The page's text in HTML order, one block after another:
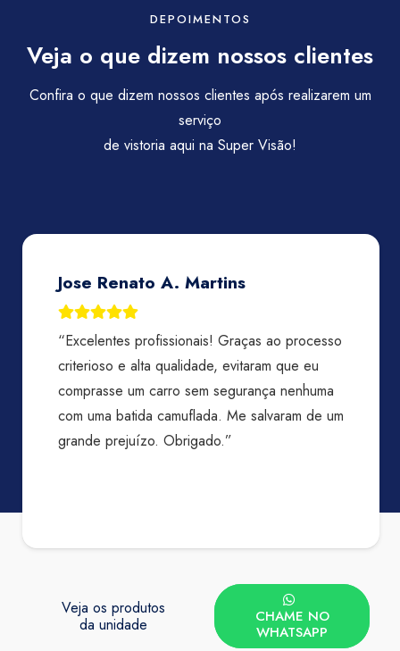
DEPOIMENTOS
Veja o que dizem nossos clientes
Confira o que dizem nossos clientes após realizarem um
serviço
de vistoria aqui na Super Visão!
Jose Renato A. Martins
“Excelentes profissionais! Graças ao processo
criterioso e alta qualidade, evitaram que eu
comprasse um carro sem segurança nenhuma
com uma batida camuflada. Me salvaram de um
grande prejuízo. Obrigado.”
Veja os produtos
da unidade
CHAME NO
WHATSAPP